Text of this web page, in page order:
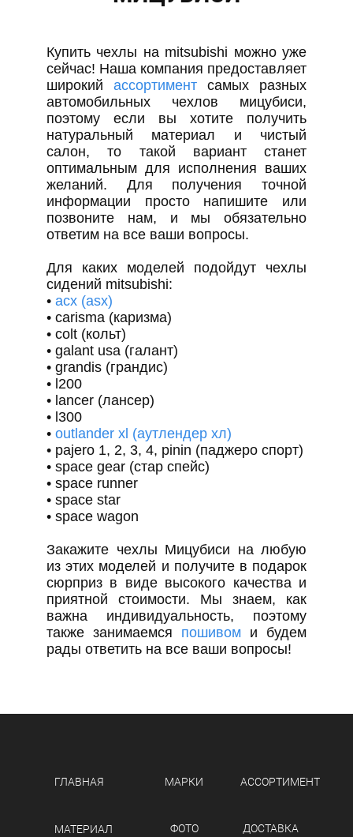
Купить чехлы на mitsubishi можно уже
сейчас! Наша компания предоставляет
широкий ассортимент самых разных
автомобильных чехлов мицубиси,
поэтому если вы хотите получить
натуральный материал и чистый
салон, то такой вариант станет
оптимальным для исполнения ваших
желаний. Для получения точной
информации просто напишите или
позвоните нам, и мы обязательно
ответим на все ваши вопросы.
Для каких моделей подойдут чехлы
сидений mitsubishi:
• асх (asx)
• carisma (каризма)
• colt (кольт)
• galant usa (галант)
• grandis (грандис)
• l200
• lancer (лансер)
• l300
• outlander xl (аутлендер хл)
• pajero 1, 2, 3, 4, pinin (паджеро спорт)
• space gear (стар спейс)
• space runner
• space star
• space wagon
Закажите чехлы Мицубиси на любую
из этих моделей и получите в подарок
сюрприз в виде высокого качества и
приятной стоимости. Мы знаем, как
важна индивидуальность, поэтому
также занимаемся пошивом и будем
рады ответить на все ваши вопросы!
ГЛАВНАЯ
МАТЕРИАЛ
МАРКИ
ФОТО
АССОРТИМЕНТ
ДОСТАВКА